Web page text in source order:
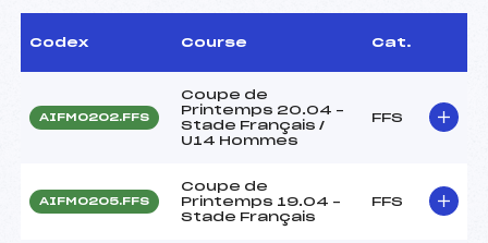
Codex Course Cat.
AIFM0202.FFS
Coupe de
Printemps 20.04 –
Stade Français /
U14 Hommes
FFS
AIFM0205.FFS
Coupe de
Printemps 19.04 –
Stade Français
FFS